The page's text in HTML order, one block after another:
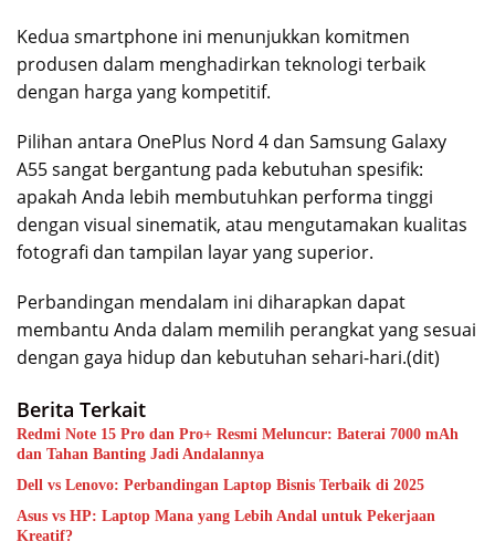
Kedua smartphone ini menunjukkan komitmen
produsen dalam menghadirkan teknologi terbaik
dengan harga yang kompetitif.
Pilihan antara OnePlus Nord 4 dan Samsung Galaxy
A55 sangat bergantung pada kebutuhan spesifik:
apakah Anda lebih membutuhkan performa tinggi
dengan visual sinematik, atau mengutamakan kualitas
fotografi dan tampilan layar yang superior.
Perbandingan mendalam ini diharapkan dapat
membantu Anda dalam memilih perangkat yang sesuai
dengan gaya hidup dan kebutuhan sehari-hari.(dit)
Berita Terkait
Redmi Note 15 Pro dan Pro+ Resmi Meluncur: Baterai 7000 mAh
dan Tahan Banting Jadi Andalannya
Dell vs Lenovo: Perbandingan Laptop Bisnis Terbaik di 2025
Asus vs HP: Laptop Mana yang Lebih Andal untuk Pekerjaan
Kreatif?